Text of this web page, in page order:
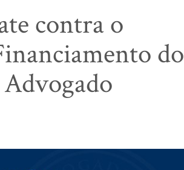
contra o
do